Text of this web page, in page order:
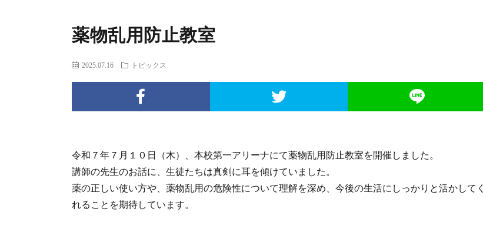
薬物乱用防止教室
2025.07.16 トピックス
令和７年７月１０日（木）、本校第一アリーナにて薬物乱用防止教室を開催しました。
講師の先生のお話に、生徒たちは真剣に耳を傾けていました。
薬の正しい使い方や、薬物乱用の危険性について理解を深め、今後の生活にしっかりと活かしてく
れることを期待しています。